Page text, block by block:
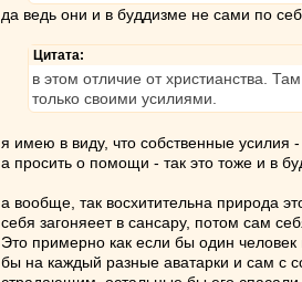
да ведь они и в буддизме не сами по
Цитата:
в этом отличие от христианства.
только своими усилиями.
я имею в виду, что собственные усилия
а просить о помощи - так это тоже и в
а вообще, так восхитительна природа
себя загоняеет в сансару, потом сам
Это примерно как если бы один
бы на каждый разные аватарки и сам с